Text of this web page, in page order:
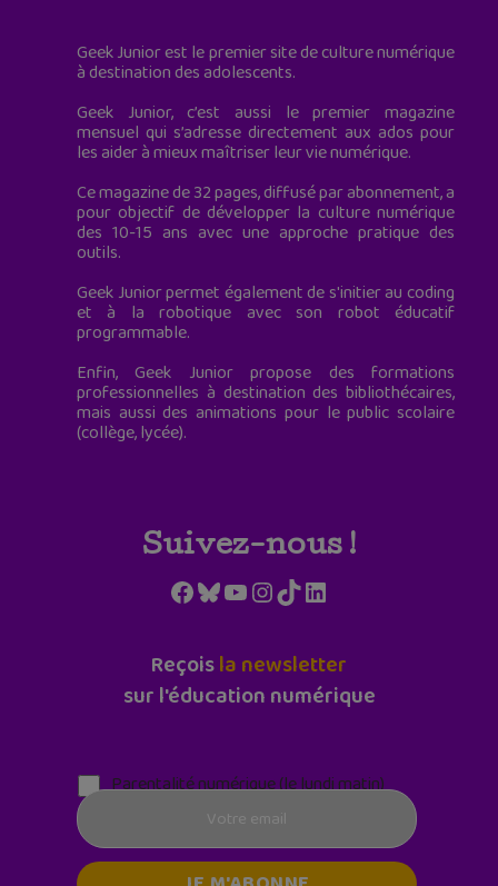
Geek Junior est le premier site de culture numérique
à destination des adolescents.
Geek Junior, c’est aussi le premier magazine
mensuel qui s’adresse directement aux ados pour
les aider à mieux maîtriser leur vie numérique.
Ce magazine de 32 pages, diffusé par abonnement, a
pour objectif de développer la culture numérique
des 10-15 ans avec une approche pratique des
outils.
Geek Junior permet également de s'initier au coding
et à la robotique avec son robot éducatif
programmable.
Enfin, Geek Junior propose des formations
professionnelles à destination des bibliothécaires,
mais aussi des animations pour le public scolaire
(collège, lycée).
Suivez-nous !
Facebook
Bluesky
YouTube
Instagram
TikTokLinkedIn
Reçoisla newsletter
sur l'éducation numérique
Parentalité numérique (le lundi matin)